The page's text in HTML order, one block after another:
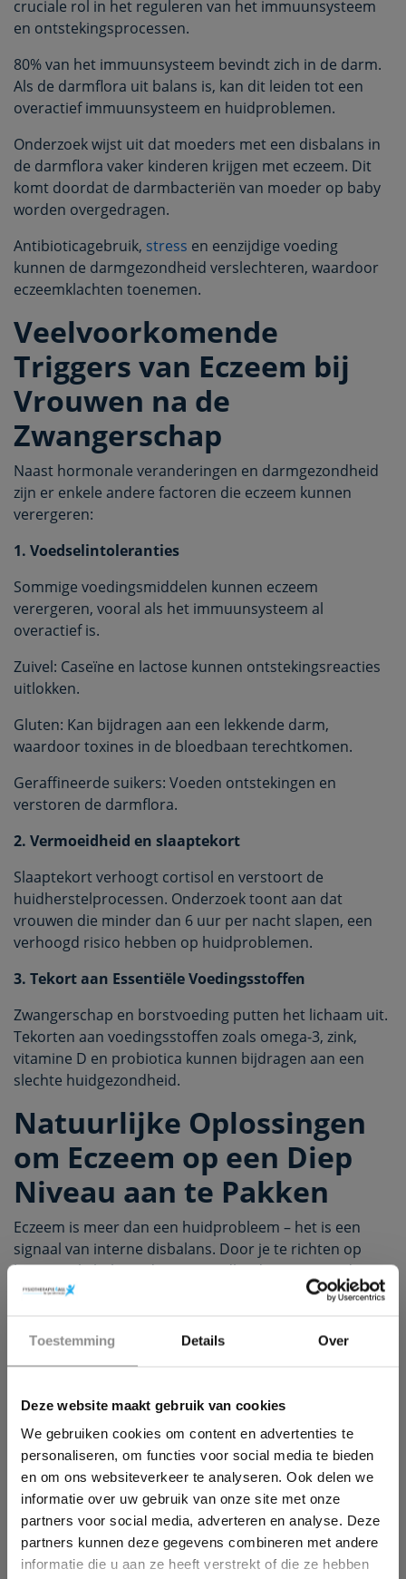
Toestemming Details Over
Deze website maakt gebruik van cookies
We gebruiken cookies om content en advertenties te
personaliseren, om functies voor social media te bieden
en om ons websiteverkeer te analyseren. Ook delen we
informatie over uw gebruik van onze site met onze
partners voor social media, adverteren en analyse. Deze
partners kunnen deze gegevens combineren met andere
informatie die u aan ze heeft verstrekt of die ze hebben
cruciale rol in het reguleren van het immuunsysteem
en ontstekingsprocessen.
80% van het immuunsysteem bevindt zich in de darm.
Als de darmflora uit balans is, kan dit leiden tot een
overactief immuunsysteem en huidproblemen.
Onderzoek wijst uit dat moeders met een disbalans in
de darmflora vaker kinderen krijgen met eczeem. Dit
komt doordat de darmbacteriën van moeder op baby
worden overgedragen.
Antibioticagebruik, stress en eenzijdige voeding
kunnen de darmgezondheid verslechteren, waardoor
eczeemklachten toenemen.
Veelvoorkomende
Triggers van Eczeem bij
Vrouwen na de
Zwangerschap
Naast hormonale veranderingen en darmgezondheid
zijn er enkele andere factoren die eczeem kunnen
verergeren:
1. Voedselintoleranties
Sommige voedingsmiddelen kunnen eczeem
verergeren, vooral als het immuunsysteem al
overactief is.
Zuivel: Caseïne en lactose kunnen ontstekingsreacties
uitlokken.
Gluten: Kan bijdragen aan een lekkende darm,
waardoor toxines in de bloedbaan terechtkomen.
Geraffineerde suikers: Voeden ontstekingen en
verstoren de darmflora.
2. Vermoeidheid en slaaptekort
Slaaptekort verhoogt cortisol en verstoort de
huidherstelprocessen. Onderzoek toont aan dat
vrouwen die minder dan 6 uur per nacht slapen, een
verhoogd risico hebben op huidproblemen.
3. Tekort aan Essentiële Voedingsstoffen
Zwangerschap en borstvoeding putten het lichaam uit.
Tekorten aan voedingsstoffen zoals omega-3, zink,
vitamine D en probiotica kunnen bijdragen aan een
slechte huidgezondheid.
Natuurlijke Oplossingen
om Eczeem op een Diep
Niveau aan te Pakken
Eczeem is meer dan een huidprobleem – het is een
signaal van interne disbalans. Door je te richten op
hormonale balans, darmgezondheid en stressreductie,
kun je eczeemklachten van binnenuit aanpakken.
Het ondersteunen van de hormonale balans helpt je
of meditatie.
✅ Optimaliseer slaap door een vast slaapritme en
magnesiumsupplementen.
✅ Gebruik adaptogene kruiden zoals ashwagandha of
maca om hormonale disbalansen te stabiliseren.
Wil jij ook een pijnvrij leven?
Download hieronder dan gratis ons e-book!